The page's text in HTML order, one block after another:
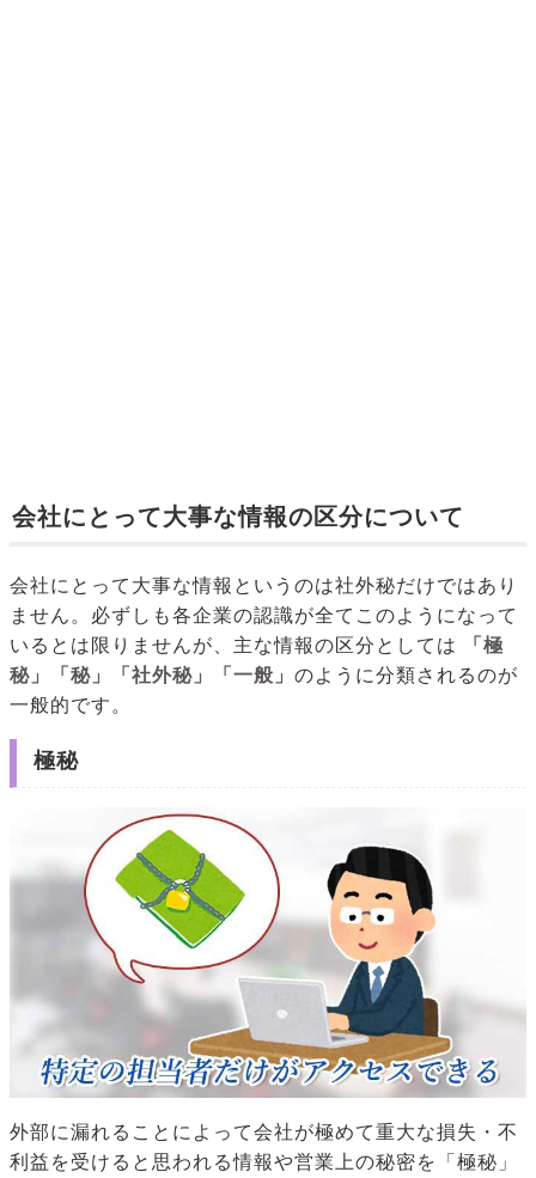
会社にとって大事な情報の区分について
会社にとって大事な情報というのは社外秘だけではあり
ません。必ずしも各企業の認識が全てこのようになって
いるとは限りませんが、主な情報の区分としては
「極
秘」「秘」「社外秘」「一般」 のように分類されるのが
一般的です。
極秘
外部に漏れることによって会社が極めて重大な損失・不
利益を受けると思われる情報や営業上の秘密を「極秘」